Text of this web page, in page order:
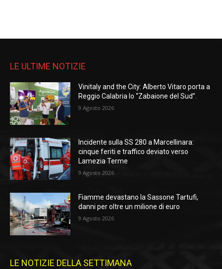
LE ULTIME NOTIZIE
Vinitaly and the City: Alberto Vitaro porta a
Reggio Calabria lo “Zabaione del Sud”.
9 Agosto 2026
Incidente sulla SS 280 a Marcellinara:
cinque feriti e traffico deviato verso
Lamezia Terme
9 Agosto 2026
Fiamme devastano la Sassone Tartufi,
danni per oltre un milione di euro
9 Agosto 2026
LE NOTIZIE DELLA SETTIMANA